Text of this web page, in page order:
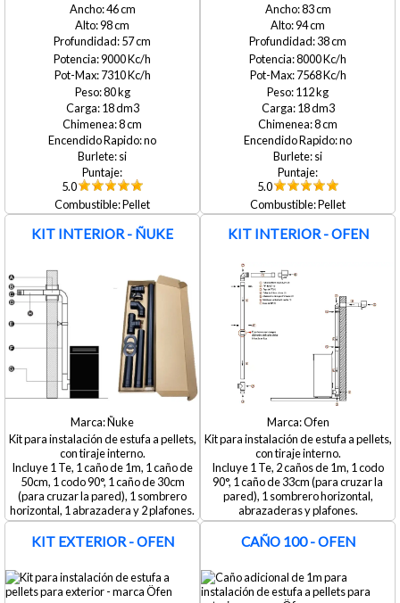
46
98
57
9000
7310
80
18
8
no
si
5.0
Pellet
83
94
38
8000
7568
112
18
8
no
si
5.0
Pellet
KIT INTERIOR - ÑUKE
Ñuke
Kit para instalación de estufa a pellets,
con tiraje interno.
Incluye 1 Te, 1 caño de 1m, 1 caño de
50cm, 1 codo 90°, 1 caño de 30cm
(para cruzar la pared), 1 sombrero
horizontal, 1 abrazadera y 2 plafones.
KIT INTERIOR - OFEN
Ofen
Kit para instalación de estufa a pellets,
con tiraje interno.
Incluye 1 Te, 2 caños de 1m, 1 codo
90°, 1 caño de 33cm (para cruzar la
pared), 1 sombrero horizontal,
abrazaderas y plafones.
KIT EXTERIOR - OFEN CAÑO 100 - OFEN